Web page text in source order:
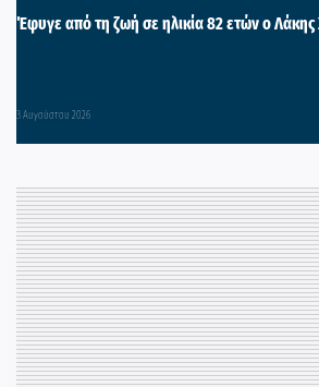
Έφυγε από τη ζωή σε ηλικία 82 ετών ο Λάκης
3 Αυγούστου 2026